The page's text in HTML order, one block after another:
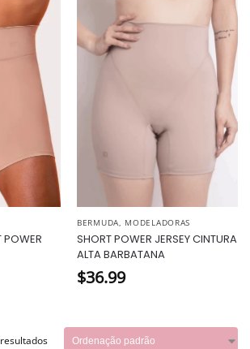
POWER
BERMUDA MODELADORAS
SHORT POWER JERSEY CINTURA
ALTA BARBATANA
$36.99